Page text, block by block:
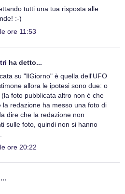
tutti una tua risposta alle
:-)
ore 11:53
ha detto...
su "IlGiorno" è quella dell'UFO
allora le ipotesi sono due: o
foto pubblicata altro non è che
la redazione ha messo una foto di
dire che la redazione non
sulle foto, quindi non si hanno
ore 20:22